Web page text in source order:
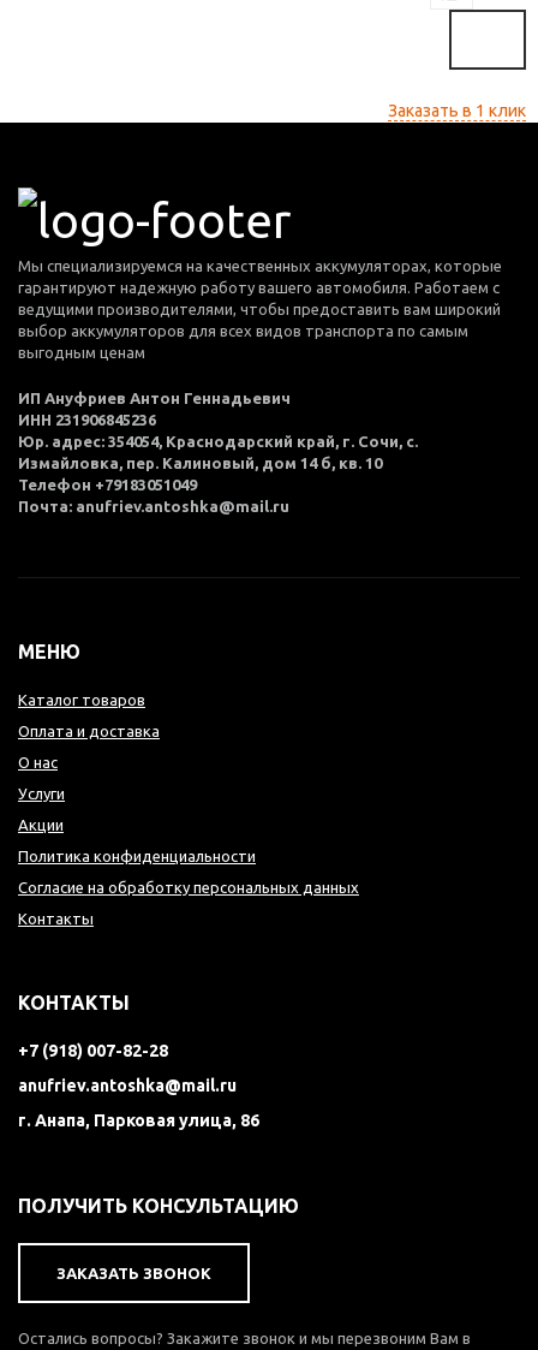
Заказать в 1 клик
Мы специализируемся на качественных аккумуляторах, которые
гарантируют надежную работу вашего автомобиля. Работаем с
ведущими производителями, чтобы предоставить вам широкий
выбор аккумуляторов для всех видов транспорта по самым
выгодным ценам
ИП Ануфриев Антон Геннадьевич
ИНН 231906845236
Юр. адрес: 354054, Краснодарский край, г. Сочи, с.
Измайловка, пер. Калиновый, дом 14 б, кв. 10
Телефон +79183051049
Почта: anufriev.antoshka@mail.ru
МЕНЮ
Каталог товаров
Оплата и доставка
О нас
Услуги
Акции
Политика конфиденциальности
Согласие на обработку персональных данных
Контакты
КОНТАКТЫ
+7 (918) 007-82-28
anufriev.antoshka@mail.ru
г. Анапа, Парковая улица, 86
ПОЛУЧИТЬ КОНСУЛЬТАЦИЮ
ЗАКАЗАТЬ ЗВОНОК
Остались вопросы? Закажите звонок и мы перезвоним Вам в